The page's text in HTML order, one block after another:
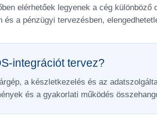
elérhetőek legyenek a cég
és a pénzügyi tervezésben,
integrációt tervez?
a készletkezelés és az
és a gyakorlati működés